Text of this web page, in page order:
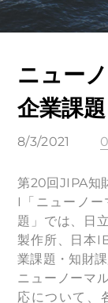
ニュー
企業課
8/3/2021
第20回JIPA知
I「ニューノ
題」では、日
製作所、日本
業課題・知財
ニューノーマ
応について、